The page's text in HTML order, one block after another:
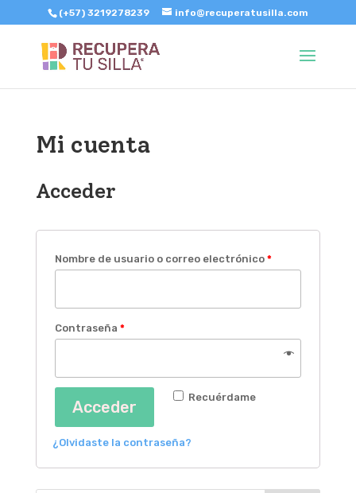
(+57) 3219278239 info@recuperatusilla.com
Mi cuenta
Acceder
Nombre de usuario o correo electrónico *
Contraseña *
Recuérdame
Acceder
¿Olvidaste la contraseña?